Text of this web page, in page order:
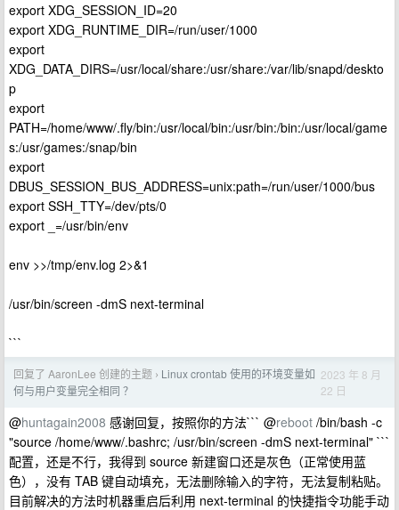
export XDG_SESSION_ID=20
export XDG_RUNTIME_DIR=/run/user/1000
export
XDG_DATA_DIRS=/usr/local/share:/usr/share:/var/lib/snapd/deskto
p
export
PATH=/home/www/.fly/bin:/usr/local/bin:/usr/bin:/bin:/usr/local/game
s:/usr/games:/snap/bin
export
DBUS_SESSION_BUS_ADDRESS=unix:path=/run/user/1000/bus
export SSH_TTY=/dev/pts/0
export _=/usr/bin/env
env >>/tmp/env.log 2>&1
/usr/bin/screen -dmS next-terminal
```
回复了 AaronLee 创建的主题 › Linux crontab 使用的环境变量如
何与用户变量完全相同 ？
2023 年 8 月
22 日
@huntagain2008 感谢回复，按照你的方法``` @reboot /bin/bash -c
"source /home/www/.bashrc; /usr/bin/screen -dmS next-terminal" ```
配置，还是不行，我得到 source 新建窗口还是灰色（正常使用蓝
色），没有 TAB 键自动填充，无法删除输入的字符，无法复制粘贴。
目前解决的方法时机器重启后利用 next-terminal 的快捷指令功能手动